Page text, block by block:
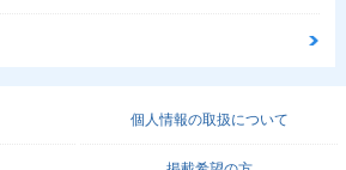
個人情報の取扱について